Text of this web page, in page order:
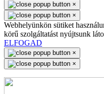
×
×
Webhelyünkön sütiket
körű szolgáltatást nyújtsunk
ELFOGAD
×
×